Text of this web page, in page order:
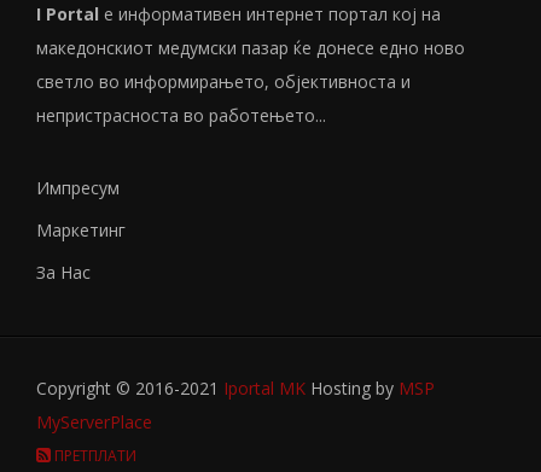
I Portal е информативен интернет портал кој на
македонскиот медумски пазар ќе донесе едно ново
светло во информирањето, објективноста и
непристрасноста во работењето...
Импресум
Маркетинг
За Нас
Copyright © 2016-2021 Iportal MK Hosting by MSP
MyServerPlace
ПРЕТПЛАТИ